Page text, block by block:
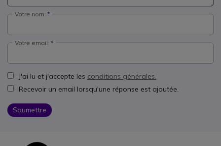
Votre nom:
Votre email:
J'ai lu et j'accepte les conditions générales.
Recevoir un email lorsqu'une réponse est ajoutée.
Soumettre